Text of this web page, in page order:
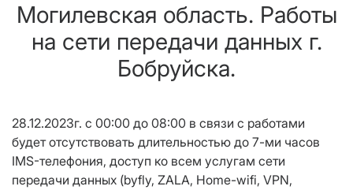
Могилевская область. Работы
на сети передачи данных г.
Бобруйска.
28.12.2023г. с 00:00 до 08:00 в связи с работами
будет отсутствовать длительностью до 7-ми часов
IMS-телефония, доступ ко всем услугам сети
передачи данных (byfly, ZALA, Home-wifi, VPN,